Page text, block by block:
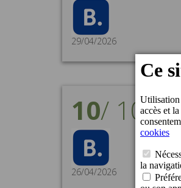
29/04/2026
10/ 10
26/04/2026